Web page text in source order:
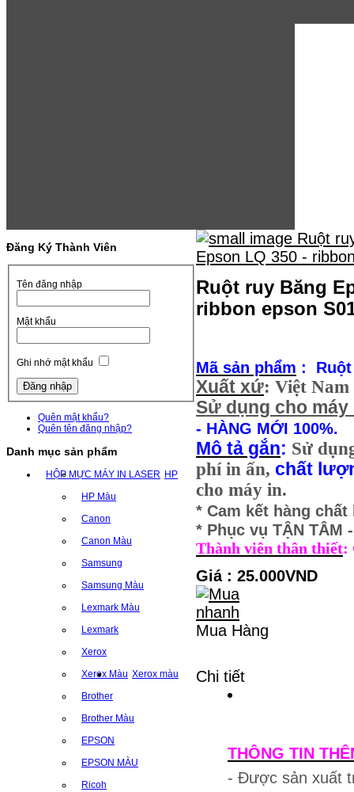
Đăng Ký Thành Viên
Tên đăng nhập
Mật khẩu
Ghi nhớ mật khẩu
Quên mật khẩu?
Quên tên đăng nhập?
Danh mục sản phẩm
HỘP MỰC MÁY IN LASER HP
HP Màu
Canon
Canon Màu
Samsung
Samsung Màu
Lexmark Màu
Lexmark
Xerox
Xerox Màu Xerox màu
Brother
Brother Màu
EPSON
EPSON MÀU
Ricoh
Ruột ruy Băng
ribbon epson
Mã sản phẩm : Ruột
Xuất xứ: Việt Nam
Sử dụng cho máy
- HÀNG MỚI 100%.
Mô tả gắn: Sử
phí in ấn, chất
cho máy in.
* Cam kết hàng
* Phục vụ TẬN TÂM
Thành viên thân thiết:
Giá : 25.000VND
Mua Hàng
Chi tiết
THÔNG TIN
- Được sản xuất